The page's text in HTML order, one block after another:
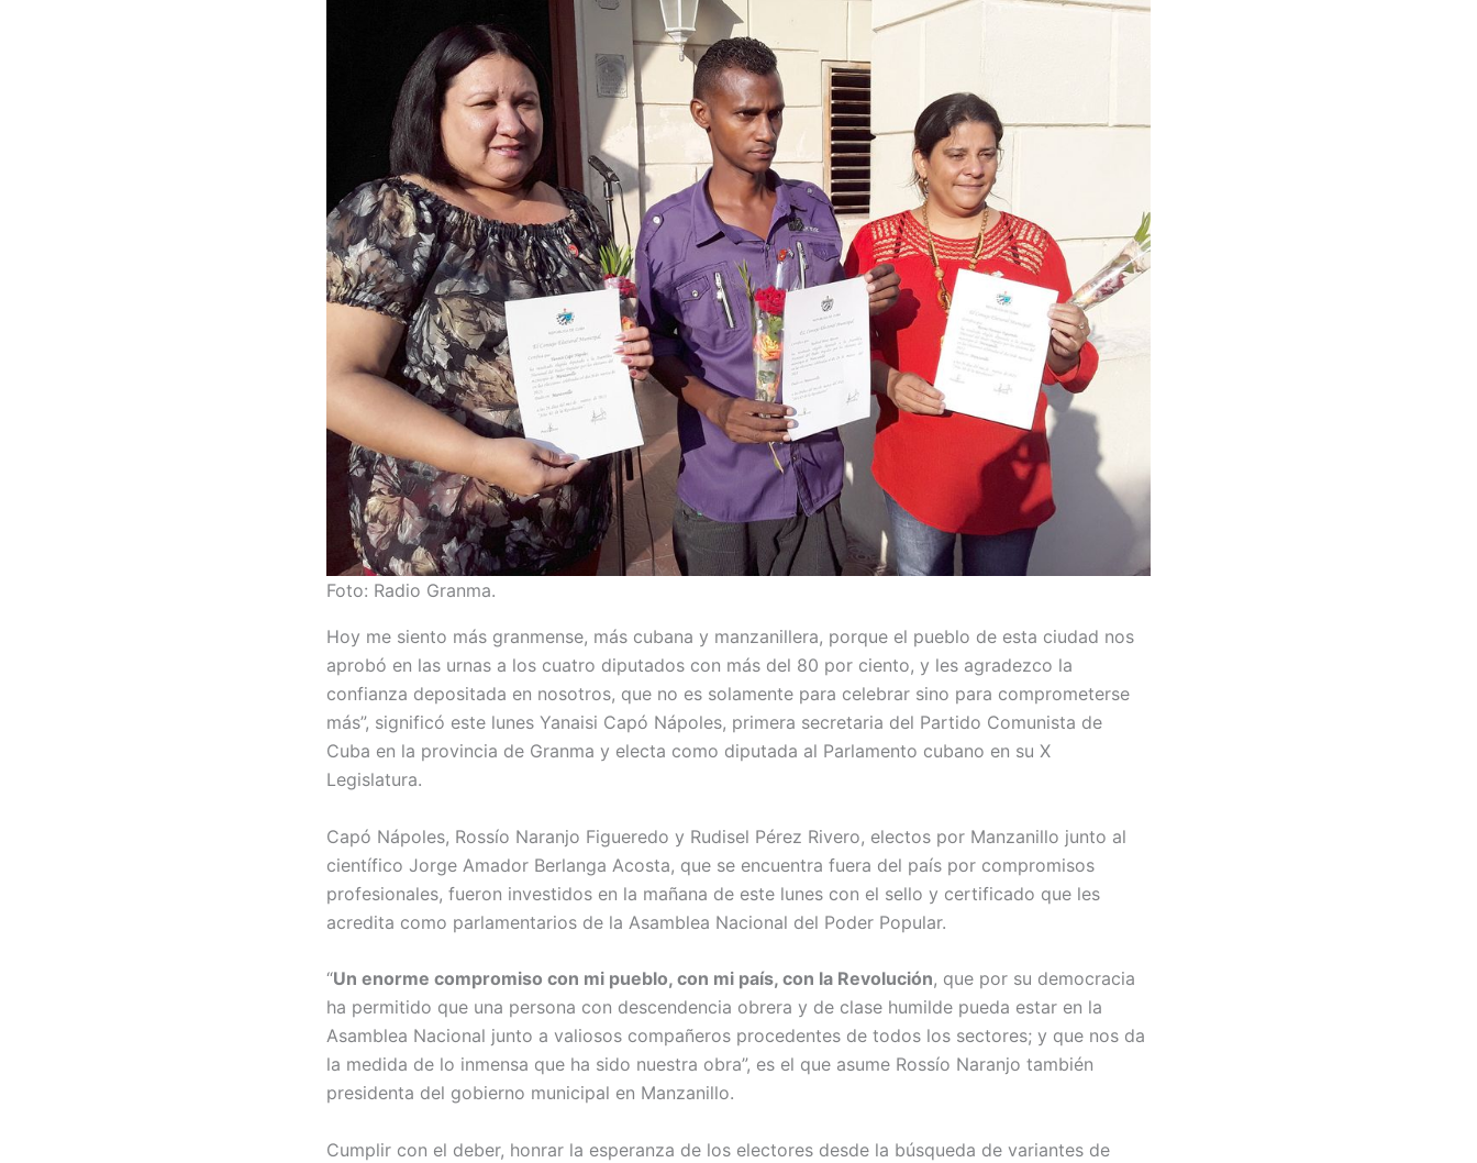
Foto: Radio Granma.
Hoy me siento más granmense, más cubana y manzanillera, porque el pueblo de esta ciudad nos
aprobó en las urnas a los cuatro diputados con más del 80 por ciento, y les agradezco la
confianza depositada en nosotros, que no es solamente para celebrar sino para comprometerse
más”, significó este lunes Yanaisi Capó Nápoles, primera secretaria del Partido Comunista de
Cuba en la provincia de Granma y electa como diputada al Parlamento cubano en su X
Legislatura.
Capó Nápoles, Rossío Naranjo Figueredo y Rudisel Pérez Rivero, electos por Manzanillo junto al
científico Jorge Amador Berlanga Acosta, que se encuentra fuera del país por compromisos
profesionales, fueron investidos en la mañana de este lunes con el sello y certificado que les
acredita como parlamentarios de la Asamblea Nacional del Poder Popular.
“Un enorme compromiso con mi pueblo, con mi país, con la Revolución, que por su democracia
ha permitido que una persona con descendencia obrera y de clase humilde pueda estar en la
Asamblea Nacional junto a valiosos compañeros procedentes de todos los sectores; y que nos da
la medida de lo inmensa que ha sido nuestra obra”, es el que asume Rossío Naranjo también
presidenta del gobierno municipal en Manzanillo.
Cumplir con el deber, honrar la esperanza de los electores desde la búsqueda de variantes de